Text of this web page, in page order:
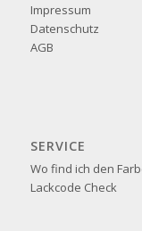
Impressum
Datenschutz
AGB
SERVICE
Wo find ich den
Lackcode Check